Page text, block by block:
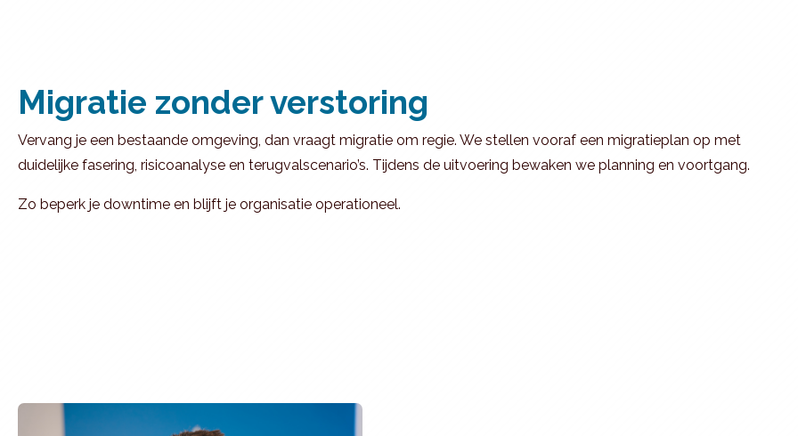
Migratie zonder verstoring
Vervang je een bestaande omgeving, dan vraagt migratie om regie. We stellen vooraf een migratieplan op met
duidelijke fasering, risicoanalyse en terugvalscenario’s. Tijdens de uitvoering bewaken we planning en voortgang.
Zo beperk je downtime en blijft je organisatie operationeel.